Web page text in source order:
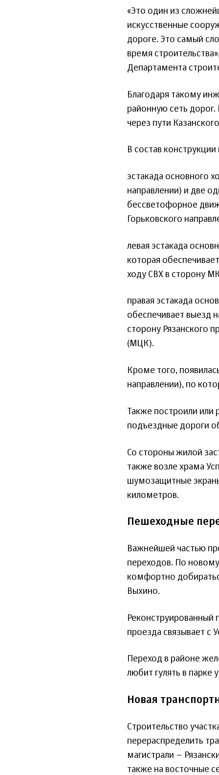
«Это один из
искусственные
дороге. Это самый
время
Департамента
Благодаря такому
районную сеть
через пути
В состав конструкции
эстакада основного
направлении) и две
бессветофорное
Горьковского
левая эстакада
которая
ходу СВХ в сторону
правая эстакада
обеспечивает выезд
сторону Рязанского
(МЦК).
Кроме того,
направлении), по
Также построили
подъездные дороги
Со стороны жилой
также возле храма
шумозащитные
километров.
Пешеходные
Важнейшей частью
переходов. По
комфортно
Выхино.
Реконструированный
проезда связывает
Переход в районе
любит гулять в парке
Новая
Строительство
перераспределить
магистрали –
также на восточные